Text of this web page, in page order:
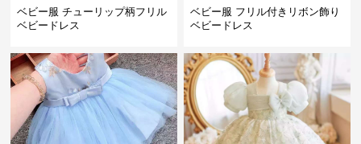
ベビー服 チューリップ柄フリル
ベビードレス
ベビー服 フリル付きリボン飾り
ベビードレス